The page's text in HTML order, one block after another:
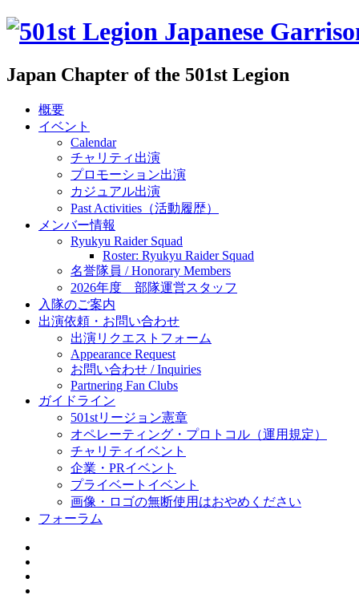
Japan Chapter of the 501st Legion
概要
イベント
Calendar
チャリティ出演
プロモーション出演
カジュアル出演
Past Activities（活動履歴）
メンバー情報
Ryukyu Raider Squad
Roster: Ryukyu Raider Squad
名誉隊員 / Honorary Members
2026年度 部隊運営スタッフ
入隊のご案内
出演依頼・お問い合わせ
出演リクエストフォーム
Appearance Request
お問い合わせ / Inquiries
Partnering Fan Clubs
ガイドライン
501stリージョン憲章
オペレーティング・プロトコル（運用規定）
チャリティイベント
企業・PRイベント
プライベートイベント
画像・ロゴの無断使用はおやめください
フォーラム